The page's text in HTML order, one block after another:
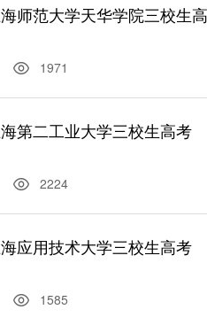
师范大学天华学院三校生
1971
第二工业大学三校生高考
2224
应用技术大学三校生高考
1585